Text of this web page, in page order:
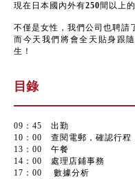
現在日本國內外有250間以上
不僅是女性，我們公司也聘請
而今天我們將會全天貼身跟
生！
目錄
09：45 出勤
10：00 查閱電郵，確認行程
13：00 午餐
14：00 處理店鋪事務
17：00 數據分析